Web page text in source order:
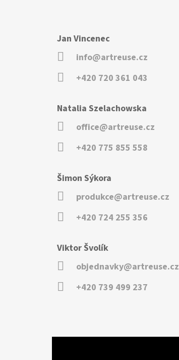
Jan Vincenec
info@artreuse.cz
+420 720 361 043
Natalia Szelachowska
office@artreuse.cz
+420 775 855 558
Šimon Sýkora
produkce@artreuse.cz
+420 724 255 356
Viktor Švolík
objednavky@artreuse.cz
+420 739 499 237